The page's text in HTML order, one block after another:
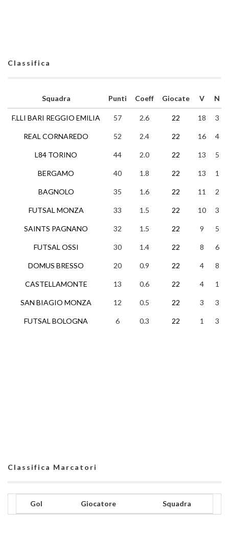
Classifica
Squadra
F.LLI BARI REGGIO EMILIA
REAL CORNAREDO
L84 TORINO
BERGAMO
BAGNOLO
FUTSAL MONZA
SAINTS PAGNANO
FUTSAL OSSI
DOMUS BRESSO
CASTELLAMONTE
SAN BIAGIO MONZA
FUTSAL BOLOGNA
Punti Coeff Giocate V N
57 2.6 22 18 3
52 2.4 22 16 4
44 2.0 22 13 5
40 1.8 22 13 1
35 1.6 22 11 2
33 1.5 22 10 3
32 1.5 22 9 5
30 1.4 22 8 6
20 0.9 22 4 8
13 0.6 22 4 1
12 0.5 22 3 3
6 0.3 22 1 3
Classifica Marcatori
Gol Giocatore Squadra